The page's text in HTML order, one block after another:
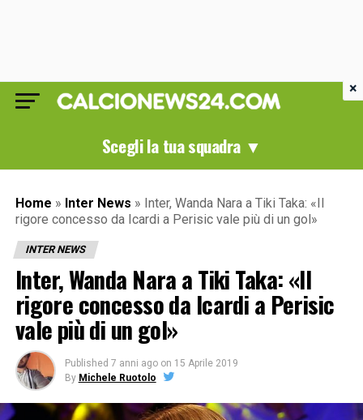
Scegli la tua squadra ▼
Home » Inter News » Inter, Wanda Nara a Tiki Taka: «Il
rigore concesso da Icardi a Perisic vale più di un gol»
INTER NEWS
Inter, Wanda Nara a Tiki Taka: «Il
rigore concesso da Icardi a Perisic
vale più di un gol»
Published 7 anni ago on 15 Aprile 2019
By Michele Ruotolo
×